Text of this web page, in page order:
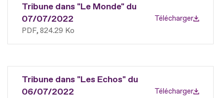
Tribune dans "Le Monde" du
07/07/2022
PDF 824.29 Ko
Télécharger
Tribune dans "Les Echos" du
06/07/2022
Télécharger